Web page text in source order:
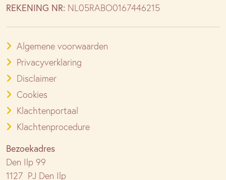
REKENING NR: NL05RABO0167446215
Algemene voorwaarden
Privacyverklaring
Disclaimer
Cookies
Klachtenportaal
Klachtenprocedure
Bezoekadres
Den Ilp 99
1127 PJ Den Ilp